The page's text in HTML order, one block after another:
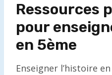
Ressources
pour
en 5ème
Enseigner l’histoire